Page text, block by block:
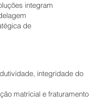
integram
de
integridade do
matricial e fraturamento